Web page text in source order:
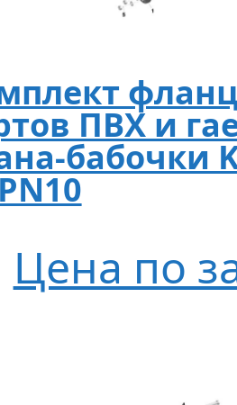
ПВХ и
бабочки
Цена по